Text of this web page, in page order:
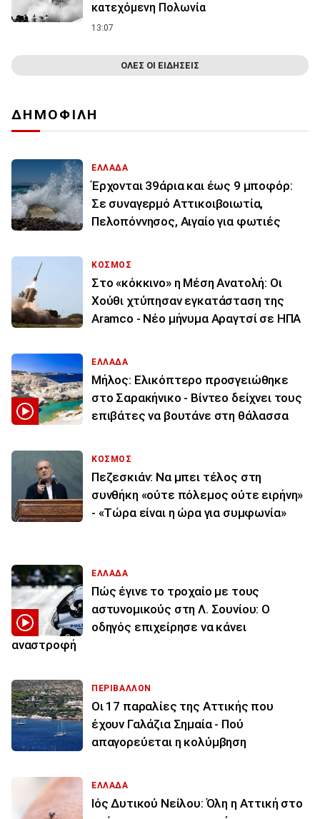
κατεχόμενη Πολωνία
13:07
ΟΛΕΣ ΟΙ ΕΙΔΗΣΕΙΣ
ΔΗΜΟΦΙΛΗ
ΕΛΛΑΔΑ
Έρχονται 39άρια και έως 9 μποφόρ:
Σε συναγερμό Αττικοιβοιωτία,
Πελοπόννησος, Αιγαίο για φωτιές
ΚΟΣΜΟΣ
Στο «κόκκινο» η Μέση Ανατολή: Οι
Χούθι χτύπησαν εγκατάσταση της
Aramco - Νέο μήνυμα Αραγτσί σε ΗΠΑ
ΕΛΛΑΔΑ
Μήλος: Ελικόπτερο προσγειώθηκε
στο Σαρακήνικο - Βίντεο δείχνει τους
επιβάτες να βουτάνε στη θάλασσα
ΚΟΣΜΟΣ
Πεζεσκιάν: Να μπει τέλος στη
συνθήκη «ούτε πόλεμος ούτε ειρήνη»
- «Τώρα είναι η ώρα για συμφωνία»
ΕΛΛΑΔΑ
Πώς έγινε το τροχαίο με τους
αστυνομικούς στη Λ. Σουνίου: Ο
οδηγός επιχείρησε να κάνει
αναστροφή
ΠΕΡΙΒΑΛΛΟΝ
Οι 17 παραλίες της Αττικής που
έχουν Γαλάζια Σημαία - Πού
απαγορεύεται η κολύμβηση
ΕΛΛΑΔΑ
Ιός Δυτικού Νείλου: Όλη η Αττική στο